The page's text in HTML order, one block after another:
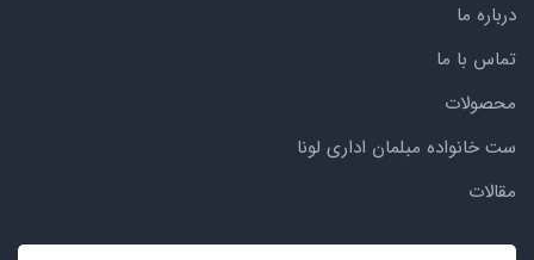
درباره ما
تماس با ما
محصولات
ست خانواده مبلمان اداری لونا
مقالات